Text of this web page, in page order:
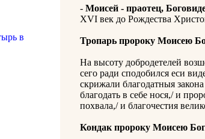
в
- Моисей - праотец,
XVI век до Рождества
Тропарь пророку Моисею
На высоту добродетелей
сего ради сподобился еси
скрижали благодатныя
благодать в себе нося,/ и
похвала,/ и благочестия
Кондак пророку Моисею